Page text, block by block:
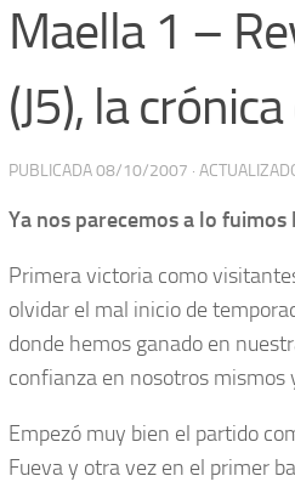
Maella 1 –
(J5), la
PUBLICADA08/10/2007 ·
Ya nos parecemos a lo
Primera victoria como
olvidar el mal inicio de
donde hemos ganado en
confianza en nosotros mismos
Empezó muy bien el partido
Fueva y otra vez en el primer